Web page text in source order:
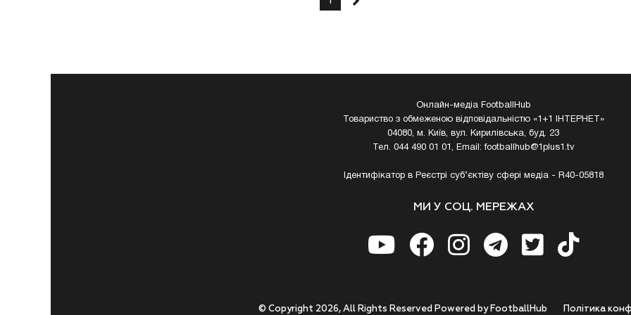
Онлайн-медіа FootballHub
Товариство з обмеженою відповідальністю «1+1 ІНТЕРНЕТ»
04080, м. Київ, вул. Кирилівська, буд. 23
Тел. 044 490 01 01, Email:footballhub@1plus1.tv
Ідентифікатор в Реєстрі суб’єктіву сфері медіа - R40-05818
МИ У СОЦ. МЕРЕЖАХ
Полiтика
© Copyright 2026, All Rights Reserved Powered by FootballHub